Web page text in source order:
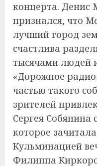
концерта. Денис
признался, что
лучший город
счастлива
тысячами людей
«Дорожное
частью такого
зрителей
Сергея Собянина
которое
Кульминацией
Филиппа